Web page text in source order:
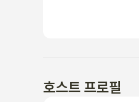
인증
I'm Seongjin, a host